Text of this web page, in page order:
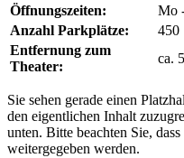
Öffnungszeiten:
Mo
Anzahl Parkplätze:
450
Entfernung zum
Theater:
ca.
Sie sehen gerade einen
den eigentlichen Inhalt
unten. Bitte beachten Sie,
weitergegeben werden.